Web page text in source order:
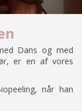
Dans og med
er en af vores
når han